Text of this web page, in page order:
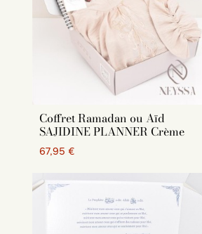
Coffret Ramadan ou Aïd
SAJIDINE PLANNER Crème
67,95 €